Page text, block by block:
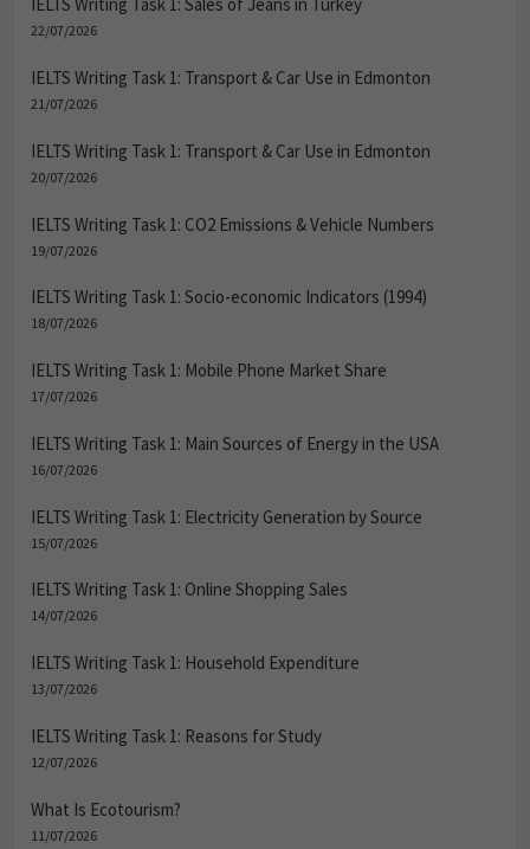
IELTS Writing Task 1: Sales of Jeans in Turkey
22/07/2026
IELTS Writing Task 1: Transport & Car Use in Edmonton
21/07/2026
IELTS Writing Task 1: Transport & Car Use in Edmonton
20/07/2026
IELTS Writing Task 1: CO2 Emissions & Vehicle Numbers
19/07/2026
IELTS Writing Task 1: Socio-economic Indicators (1994)
18/07/2026
IELTS Writing Task 1: Mobile Phone Market Share
17/07/2026
IELTS Writing Task 1: Main Sources of Energy in the USA
16/07/2026
IELTS Writing Task 1: Electricity Generation by Source
15/07/2026
IELTS Writing Task 1: Online Shopping Sales
14/07/2026
IELTS Writing Task 1: Household Expenditure
13/07/2026
IELTS Writing Task 1: Reasons for Study
12/07/2026
What Is Ecotourism?
11/07/2026